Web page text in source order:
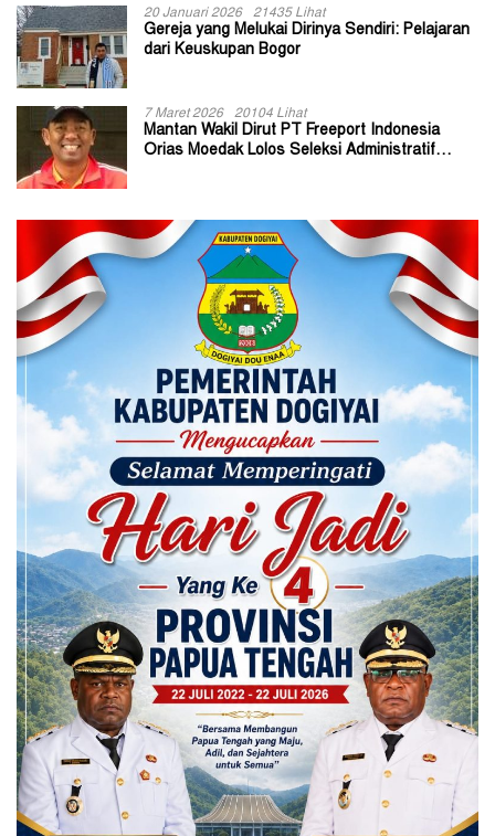
20 Januari 2026 21435 Lihat
Gereja yang Melukai Dirinya Sendiri: Pelajaran
dari Keuskupan Bogor
7 Maret 2026 20104 Lihat
Mantan Wakil Dirut PT Freeport Indonesia
Orias Moedak Lolos Seleksi Administratif